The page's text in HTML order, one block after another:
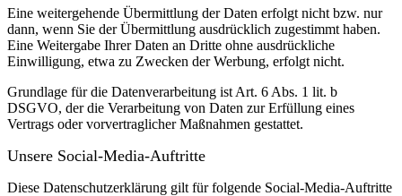
Eine weitergehende Übermittlung der Daten erfolgt nicht bzw. nur
dann, wenn Sie der Übermittlung ausdrücklich zugestimmt haben.
Eine Weitergabe Ihrer Daten an Dritte ohne ausdrückliche
Einwilligung, etwa zu Zwecken der Werbung, erfolgt nicht.
Grundlage für die Datenverarbeitung ist Art. 6 Abs. 1 lit. b
DSGVO, der die Verarbeitung von Daten zur Erfüllung eines
Vertrags oder vorvertraglicher Maßnahmen gestattet.
Unsere Social-Media-Auftritte
Diese Datenschutzerklärung gilt für folgende Social-Media-Auftritte